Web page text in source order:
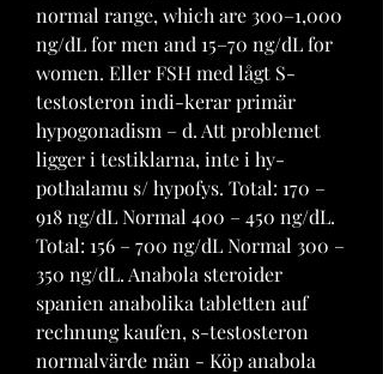
normal range, which are 300–1,000
ng/dL for men and 15–70 ng/dL for
women. Eller FSH med lågt S-
testosteron indi-kerar primär
hypogonadism – d. Att problemet
ligger i testiklarna, inte i hy-
pothalamu s/ hypofys. Total: 170 –
918 ng/dL Normal 400 – 450 ng/dL.
Total: 156 – 700 ng/dL Normal 300 –
350 ng/dL. Anabola steroider
spanien anabolika tabletten auf
rechnung kaufen, s-testosteron
normalvärde män - Köp anabola